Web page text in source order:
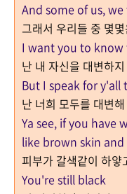
And some of us,
그래서 우리들 중 몇
I want you to
난 내 자신을 대변하
But I speak for
난 너희 모두를 대변해
Ya see, if you have
like brown skin
피부가 갈색같이 하얗
You're still black